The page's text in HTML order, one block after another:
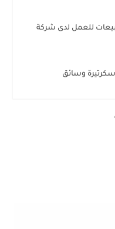
للعمل لدى شركة
وسائق